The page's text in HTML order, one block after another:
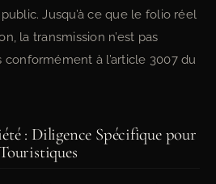
Jusqu’à ce que le folio réel
la transmission n’est pas
à l’article 3007 du
: Diligence Spécifique pour